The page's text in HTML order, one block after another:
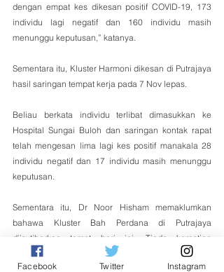
dengan empat kes dikesan positif COVID-19, 173
individu lagi negatif dan 160 individu masih
menunggu keputusan,” katanya.
Sementara itu, Kluster Harmoni dikesan di Putrajaya
hasil saringan tempat kerja pada 7 Nov lepas.
Beliau berkata individu terlibat dimasukkan ke
Hospital Sungai Buloh dan saringan kontak rapat
telah mengesan lima lagi kes positif manakala 28
individu negatif dan 17 individu masih menunggu
keputusan.
Sementara itu, Dr Noor Hisham memaklumkan
bahawa Kluster Bah Perdana di Putrajaya
diisytiharkan tamat hari ini. Tiada kematian
dilaporkan bagi kedua-dua kluster itu. - Bernama
Facebook Twitter Instagram